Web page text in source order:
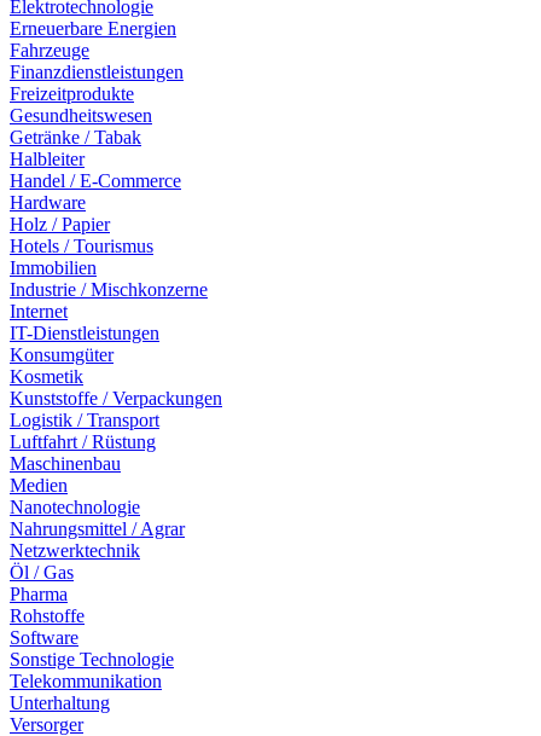
Elektrotechnologie
Erneuerbare Energien
Fahrzeuge
Finanzdienstleistungen
Freizeitprodukte
Gesundheitswesen
Getränke / Tabak
Halbleiter
Handel / E-Commerce
Hardware
Holz / Papier
Hotels / Tourismus
Immobilien
Industrie / Mischkonzerne
Internet
IT-Dienstleistungen
Konsumgüter
Kosmetik
Kunststoffe / Verpackungen
Logistik / Transport
Luftfahrt / Rüstung
Maschinenbau
Medien
Nanotechnologie
Nahrungsmittel / Agrar
Netzwerktechnik
Öl / Gas
Pharma
Rohstoffe
Software
Sonstige Technologie
Telekommunikation
Unterhaltung
Versorger